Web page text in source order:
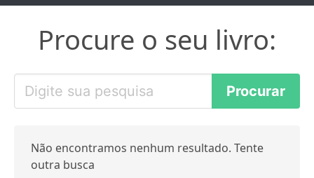
Procure o seu livro:
Não encontramos nenhum resultado. Tente
outra busca